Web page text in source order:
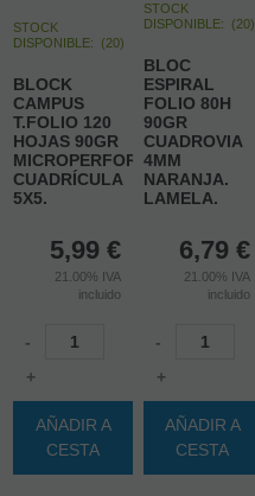
STOCK
DISPONIBLE: (20)
BLOCK
CAMPUS
T.FOLIO 120
HOJAS 90GR
MICROPERFORADO.
CUADRÍCULA
5X5.
5,99 €
21.00% IVA
incluido
-
+
AÑADIR A
CESTA
STOCK
DISPONIBLE:
(20)
BLOC
ESPIRAL
FOLIO 80H
90GR
CUADROVIA
4MM
NARANJA.
LAMELA.
6,79 €
21.00% IVA
incluido
-
+
AÑADIR A
CESTA